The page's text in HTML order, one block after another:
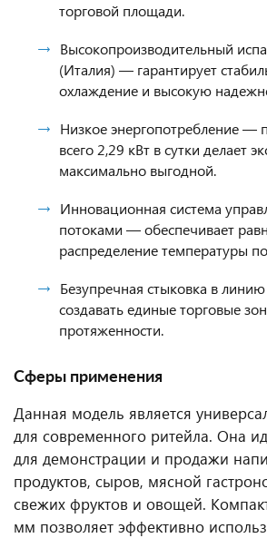
торговой площади.
Высокопроизводительный
(Италия) — гарантирует
охлаждение и высокую
Низкое энергопотребление —
всего 2,29 кВт в сутки делает
максимально выгодной.
Инновационная система
потоками — обеспечивает
распределение температуры
Безупречная стыковка в
создавать единые торговые
протяженности.
Сферы применения
Данная модель является
для современного ритейла. Она
для демонстрации и продажи
продуктов, сыров, мясной
свежих фруктов и овощей.
мм позволяет эффективно